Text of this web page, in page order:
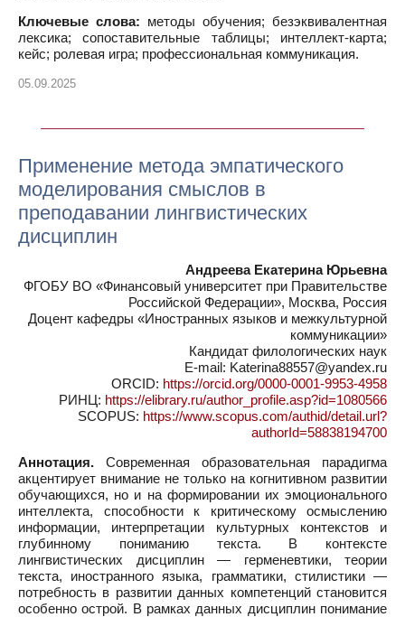
Ключевые слова: методы обучения; безэквивалентная
лексика; сопоставительные таблицы; интеллект-карта;
кейс; ролевая игра; профессиональная коммуникация.
05.09.2025
Применение метода эмпатического
моделирования смыслов в
преподавании лингвистических
дисциплин
Андреева Екатерина Юрьевна
ФГОБУ ВО «Финансовый университет при Правительстве
Российской Федерации», Москва, Россия
Доцент кафедры «Иностранных языков и межкультурной
коммуникации»
Кандидат филологических наук
E-mail: Katerina88557@yandex.ru
ORCID: https://orcid.org/0000-0001-9953-4958
РИНЦ: https://elibrary.ru/author_profile.asp?id=1080566
SCOPUS: https://www.scopus.com/authid/detail.url?
authorId=58838194700
Аннотация. Современная образовательная парадигма
акцентирует внимание не только на когнитивном развитии
обучающихся, но и на формировании их эмоционального
интеллекта, способности к критическому осмыслению
информации, интерпретации культурных контекстов и
глубинному пониманию текста. В контексте
лингвистических дисциплин — герменевтики, теории
текста, иностранного языка, грамматики, стилистики —
потребность в развитии данных компетенций становится
особенно острой. В рамках данных дисциплин понимание